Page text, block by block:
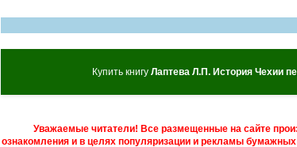
Купить книгу Лаптева Л.П. История Чехии
Уважаемые читатели! Все размещенные на сайте
ознакомления и в целях популяризации и рекламы